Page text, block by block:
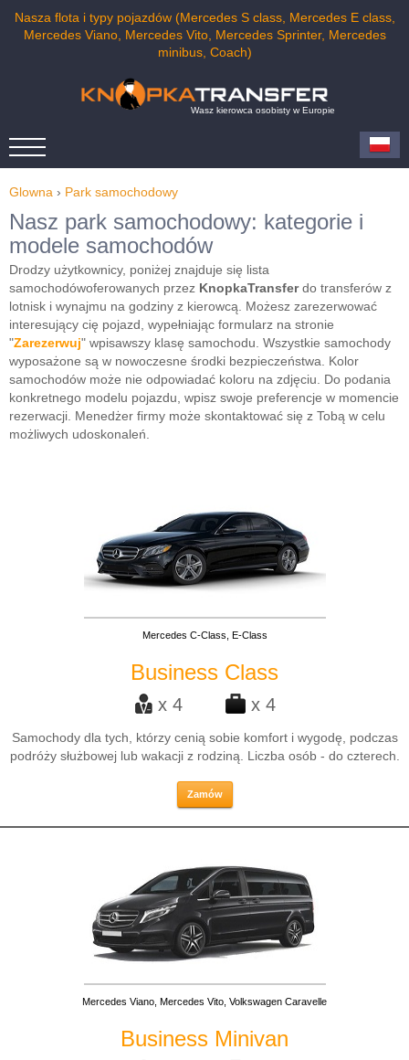
Nasza flota i typy pojazdów (Mercedes S class, Mercedes E class,
Mercedes Viano, Mercedes Vito, Mercedes Sprinter, Mercedes
minibus, Coach)
Wasz kierowca osobisty w Europie
Glowna › Park samochodowy
Nasz park samochodowy: kategorie i
modele samochodów
Drodzy użytkownicy, poniżej znajduje się lista
samochodówoferowanych przez KnopkaTransferdo transferów z
lotnisk i wynajmu na godziny z kierowcą. Możesz zarezerwować
interesujący cię pojazd, wypełniając formularz na stronie
"Zarezerwuj" wpisawszy klasę samochodu. Wszystkie samochody
wyposażone są w nowoczesne środki bezpieczeństwa. Kolor
samochodów może nie odpowiadać koloru na zdjęciu. Do podania
konkretnego modelu pojazdu, wpisz swoje preferencje w momencie
rezerwacji. Menedżer firmy może skontaktować się z Tobą w celu
możliwych udoskonaleń.
Mercedes C-Class, E-Class
Business Class
x 4 x 4
Samochody dla tych, którzy cenią sobie komfort i wygodę, podczas
podróży służbowej lub wakacji z rodziną. Liczba osób - do czterech.
Zamów
Mercedes Viano, Mercedes Vito, Volkswagen Caravelle
Business Minivan